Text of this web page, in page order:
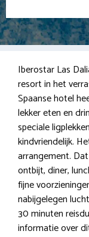
Iberostar Las
resort in het
Spaanse hotel
lekker eten en
speciale
kindvriendelijk.
arrangement.
ontbijt, diner,
fijne
nabijgelegen
30 minuten
informatie over